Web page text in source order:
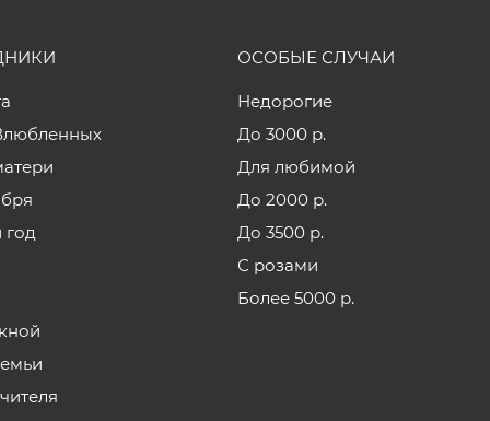
ОСОБЫЕ СЛУЧАИ
Недорогие
До 3000 р.
Для любимой
До 2000 р.
До 3500 р.
С розами
Более 5000 р.